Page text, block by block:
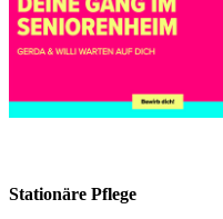
Stationäre Pflege